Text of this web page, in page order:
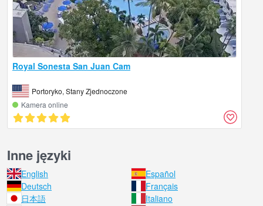
Royal Sonesta San Juan Cam
Portoryko, Stany Zjednoczone
Kamera online
Inne języki
English
Español
Deutsch
Français
日本語
Italiano